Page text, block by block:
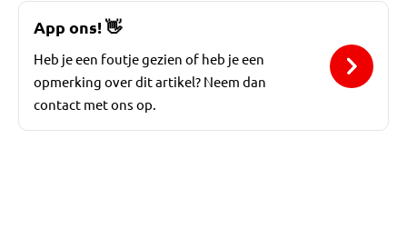
App ons!👋
Heb je een foutje gezien of heb je een
opmerking over dit artikel? Neem dan
contact met ons op.